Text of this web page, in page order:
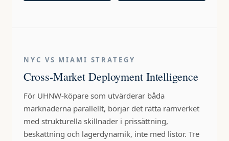
NYC VS MIAMI STRATEGY
Cross-Market Deployment Intelligence
För UHNW-köpare som utvärderar båda
marknaderna parallellt, börjar det rätta ramverket
med strukturella skillnader i prissättning,
beskattning och lagerdynamik, inte med listor. Tre